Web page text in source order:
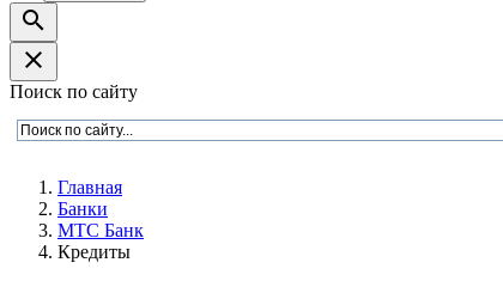
search
close
Поиск по сайту
Главная
Банки
МТС Банк
Кредиты